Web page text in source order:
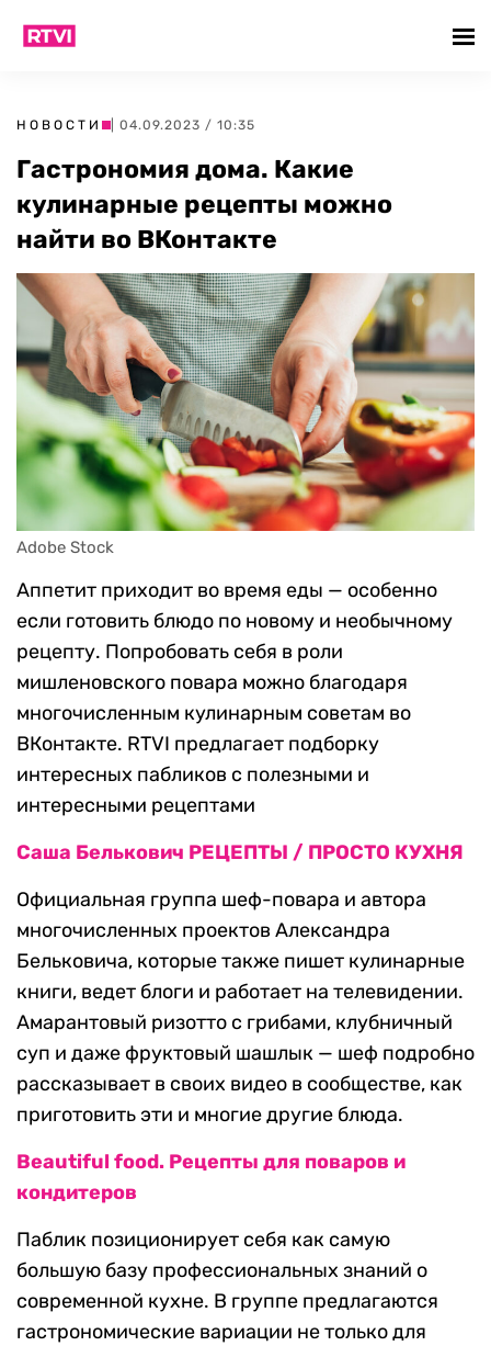
НОВОСТИ | 04.09.2023 / 10:35
Гастрономия дома. Какие
кулинарные рецепты можно
найти во ВКонтакте
Adobe Stock
Аппетит приходит во время еды — особенно
если готовить блюдо по новому и необычному
рецепту. Попробовать себя в роли
мишленовского повара можно благодаря
многочисленным кулинарным советам во
ВКонтакте. RTVI предлагает подборку
интересных пабликов с полезными и
интересными рецептами
Саша Белькович РЕЦЕПТЫ / ПРОСТО КУХНЯ
Официальная группа шеф-повара и автора
многочисленных проектов Александра
Бельковича, которые также пишет кулинарные
книги, ведет блоги и работает на телевидении.
Амарантовый ризотто с грибами, клубничный
суп и даже фруктовый шашлык — шеф подробно
рассказывает в своих видео в сообществе, как
приготовить эти и многие другие блюда.
Beautiful food. Рецепты для поваров и
кондитеров
Паблик позиционирует себя как самую
большую базу профессиональных знаний о
современной кухне. В группе предлагаются
гастрономические вариации не только для